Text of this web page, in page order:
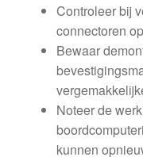
Controleer bij
connectoren
Bewaar
Noteer de
kunnen